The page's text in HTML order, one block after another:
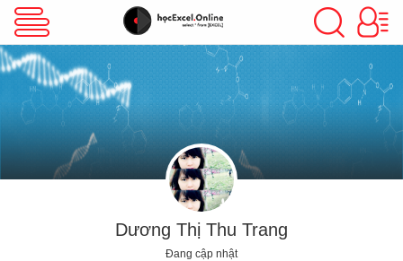
VBA Excel
Excel Cơ Bản
Excel Nâng Cao
Dương Thị Thu Trang
Đang cập nhật